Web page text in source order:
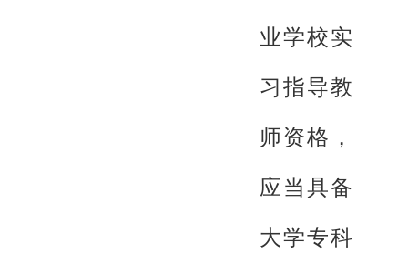
业学校实
习指导教
师资格，
应当具备
大学专科